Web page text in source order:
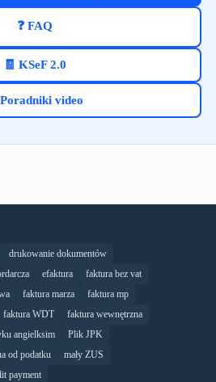
❓ FAQ
🧾 KSeF 2.0
video
drukowanie dokumentów
efaktura
faktura bez vat
faktura marza
faktura mp
faktura WDT
faktura wewnętrzna
angielksim
Plik JPK
od podatku
mały ZUS
payment